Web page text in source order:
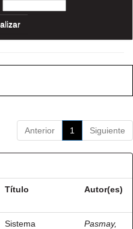
Anterior 1 Siguiente
Título Autor(es)
Sistema
Pasmay,